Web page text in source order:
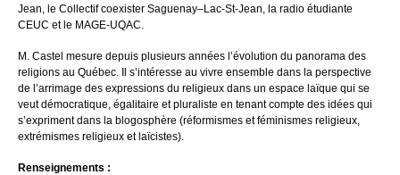
Jean, le Collectif coexister Saguenay–Lac-St-Jean, la radio étudiante
CEUC et le MAGE-UQAC.
M. Castel mesure depuis plusieurs années l’évolution du panorama des
religions au Québec. Il s’intéresse au vivre ensemble dans la perspective
de l’arrimage des expressions du religieux dans un espace laïque qui se
veut démocratique, égalitaire et pluraliste en tenant compte des idées qui
s’expriment dans la blogosphère (réformismes et féminismes religieux,
extrémismes religieux et laïcistes).
Renseignements :